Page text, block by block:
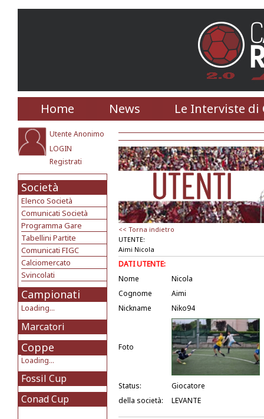
Home News Le Interviste di
Utente Anonimo
LOGIN
Registrati
Società
Elenco Società
Comunicati Società
Programma Gare
Tabellini Partite
Comunicati FIGC
Calciomercato
Svincolati
Campionati
Loading...
Marcatori
Coppe
Loading...
Fossil Cup
Conad Cup
<< Torna indietro
UTENTE:
Aimi Nicola
DATI UTENTE:
Nome
Nicola
Cognome
Aimi
Nickname
Niko94
Foto
Status:
Giocatore
della società:
LEVANTE